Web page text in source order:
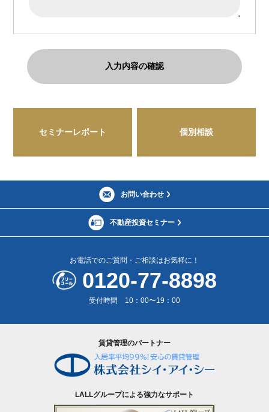
セミナーレポート 個別相談
お問い合わせ
不動産投資セミナー
お電話でのご質問・ご相談はお気軽に！
0120-77-8898
受付時間 10：00〜19：00
賃貸管理のパートナー
LALLグループによる強力なサポート